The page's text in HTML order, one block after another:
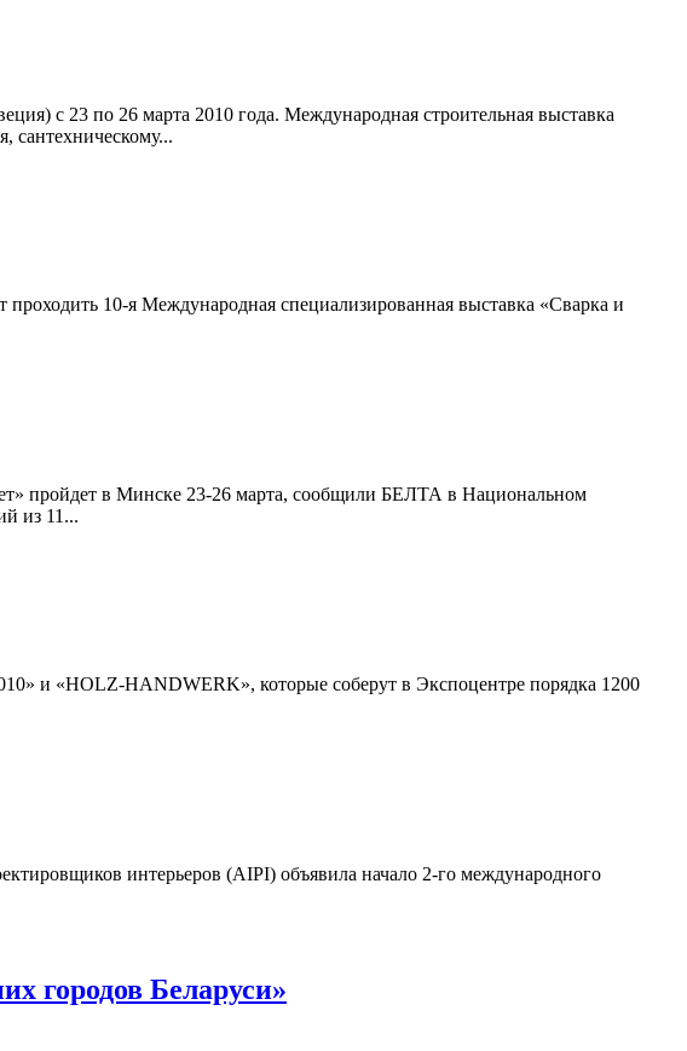
с 23 по 26 марта 2010 года. Международная строительная выставка
сантехническому...
10-я Международная специализированная выставка «Сварка и
пройдет в Минске 23-26 марта, сообщили БЕЛТА в Национальном
из 11...
и «HOLZ-HANDWERK», которые соберут в Экспоцентре порядка 1200
интерьеров (AIPI) объявила начало 2-го международного
городов Беларуси»